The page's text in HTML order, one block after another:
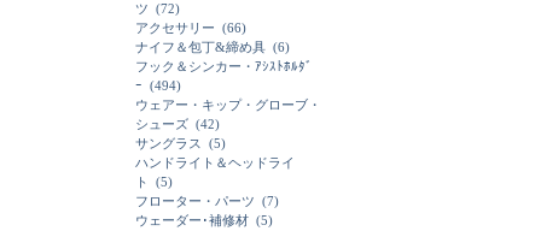
ツ (72)
アクセサリー (66)
ナイフ＆包丁&締め具 (6)
フック＆シンカー・ｱｼｽﾄﾎﾙﾀﾞ
ｰ (494)
ウェアー・キップ・グローブ・
シューズ (42)
サングラス
(5)
ハンドライト＆ヘッドライ
ト
(5)
フローター・パーツ (7)
ウェーダー･補修材 (5)